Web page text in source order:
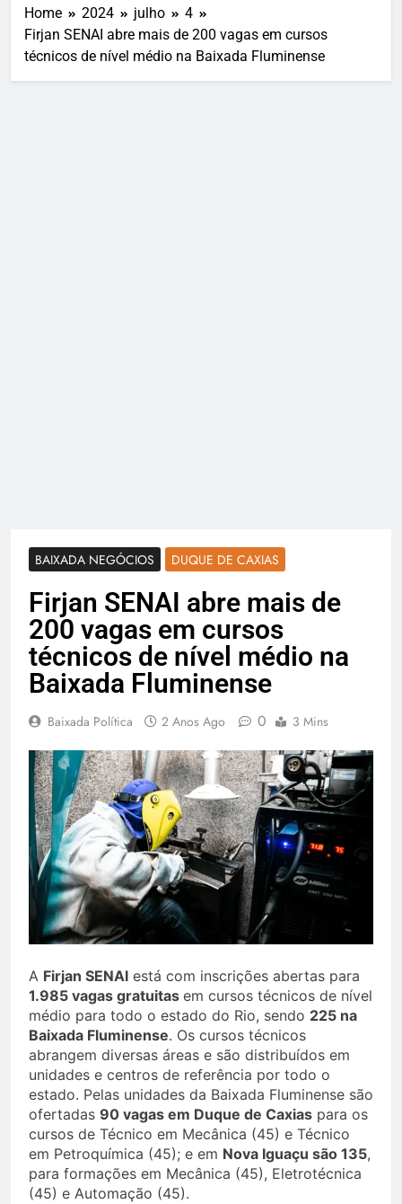
Home 2024 julho
4
Firjan SENAI abre mais de 200 vagas em cursos
técnicos de nível médio na Baixada Fluminense
BAIXADA NEGÓCIOS DUQUE DE CAXIAS
Firjan SENAI abre mais de
200 vagas em cursos
técnicos de nível médio na
Baixada Fluminense
Baixada Política 2 Anos Ago 0 3 Mins
A Firjan SENAI está com inscrições abertas para
1.985 vagas gratuitas em cursos técnicos de nível
médio para todo o estado do Rio, sendo 225 na
Baixada Fluminense. Os cursos técnicos
abrangem diversas áreas e são distribuídos em
unidades e centros de referência por todo o
estado. Pelas unidades da Baixada Fluminense são
ofertadas 90 vagas em Duque de Caxias para os
cursos de Técnico em Mecânica (45) e Técnico
em Petroquímica (45); e em Nova Iguaçu são 135,
para formações em Mecânica (45), Eletrotécnica
(45) e Automação (45).